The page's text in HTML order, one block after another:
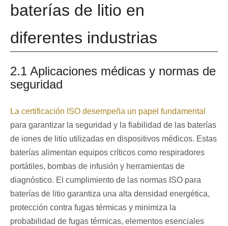
baterías de litio en
diferentes industrias
2.1 Aplicaciones médicas y normas de
seguridad
La certificación ISO desempeña un papel fundamental
para garantizar la seguridad y la fiabilidad de las baterías
de iones de litio utilizadas en dispositivos médicos. Estas
baterías alimentan equipos críticos como respiradores
portátiles, bombas de infusión y herramientas de
diagnóstico. El cumplimiento de las normas ISO para
baterías de litio garantiza una alta densidad energética,
protección contra fugas térmicas y minimiza la
probabilidad de fugas térmicas, elementos esenciales